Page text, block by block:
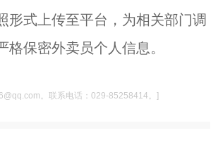
形式上传至平台，为相关部门调
保密外卖员个人信息。
。联系电话：029-85258414。]